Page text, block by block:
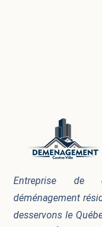
Entreprise de
déménagement
desservons le